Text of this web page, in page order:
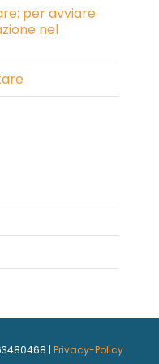
per avviare
nel
| Privacy-Policy